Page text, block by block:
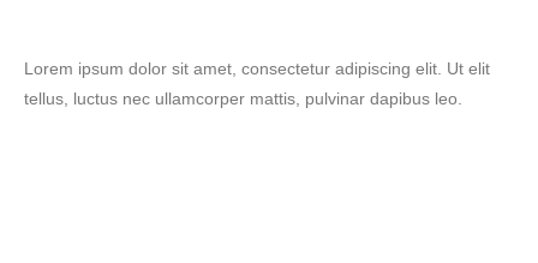
Lorem ipsum dolor sit amet, consectetur adipiscing elit. Ut elit
tellus, luctus nec ullamcorper mattis, pulvinar dapibus leo.